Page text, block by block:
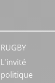
RUGBY
L'invité
politique